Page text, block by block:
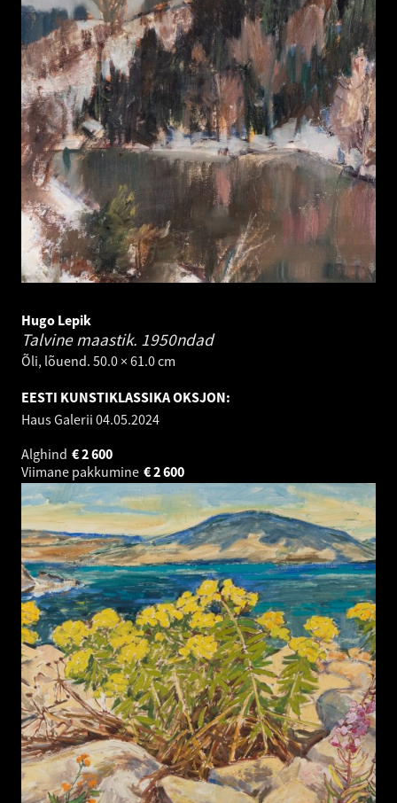
Hugo Lepik
Talvine maastik. 1950ndad
Õli, lõuend. 50.0 × 61.0 cm
EESTI KUNSTIKLASSIKA OKSJON:
Haus Galerii 04.05.2024
Alghind
2 600
€
Viimane pakkumine
2 600
€